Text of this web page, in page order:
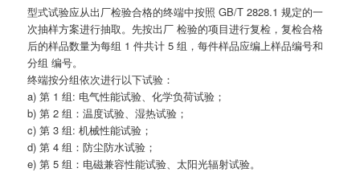
型式试验应从出厂检验合格的终端中按照 GB/T 2828.1 规定的一
次抽样方案进行抽取。先按出厂 检验的项目进行复检，复检合格
后的样品数量为每组 1 件共计 5 组，每件样品应编上样品编号和
分组 编号。
终端按分组依次进行以下试验：
a) 第 1 组: 电气性能试验、化学负荷试验；
b) 第 2 组：温度试验、湿热试验；
c) 第 3 组: 机械性能试验；
d) 第 4 组：防尘防水试验；
e) 第 5 组：电磁兼容性能试验、太阳光辐射试验。